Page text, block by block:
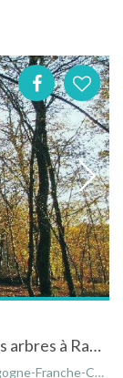
Charmantes cabanes perchées dans les arbres à Ranchot
Comté, France